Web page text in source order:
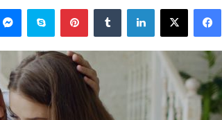
فيسبوك X لينكدإن بينتيريستسكايب